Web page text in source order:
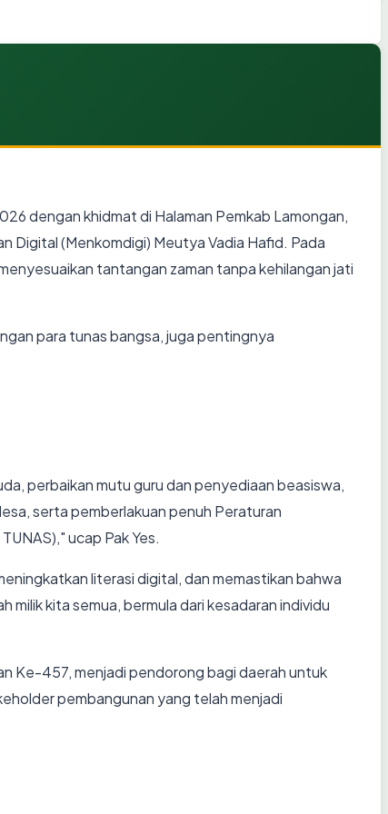
dengan khidmat di Halaman Pemkab Lamongan,
Digital (Menkomdigi) Meutya Vadia Hafid. Pada
tantangan zaman tanpa kehilangan jati
para tunas bangsa, juga pentingnya
perbaikan mutu guru dan penyediaan beasiswa,
serta pemberlakuan penuh Peraturan
ucap Pak Yes.
literasi digital, dan memastikan bahwa
kita semua, bermula dari kesadaran individu
Ke-457, menjadi pendorong bagi daerah untuk
pembangunan yang telah menjadi